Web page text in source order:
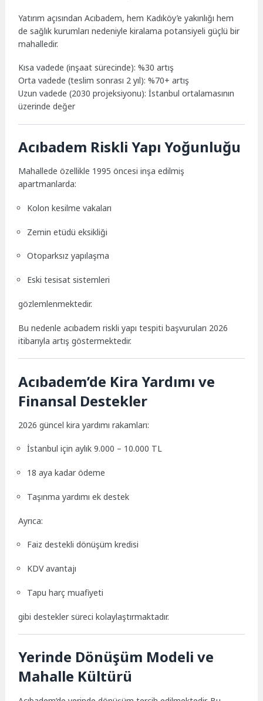
Yatırım açısından Acıbadem, hem Kadıköy’e yakınlığı hem
de sağlık kurumları nedeniyle kiralama potansiyeli güçlü bir
mahalledir.
Kısa vadede (inşaat sürecinde): %30 artış
Orta vadede (teslim sonrası 2 yıl): %70+ artış
Uzun vadede (2030 projeksiyonu): İstanbul ortalamasının
üzerinde değer
Acıbadem Riskli Yapı Yoğunluğu
Mahallede özellikle 1995 öncesi inşa edilmiş
apartmanlarda:
Kolon kesilme vakaları
Zemin etüdü eksikliği
Otoparksız yapılaşma
Eski tesisat sistemleri
gözlemlenmektedir.
Bu nedenle acıbadem riskli yapı tespiti başvuruları 2026
itibarıyla artış göstermektedir.
Acıbadem’de Kira Yardımı ve
Finansal Destekler
2026 güncel kira yardımı rakamları:
İstanbul için aylık 9.000 – 10.000 TL
18 aya kadar ödeme
Taşınma yardımı ek destek
Ayrıca:
Faiz destekli dönüşüm kredisi
KDV avantajı
Tapu harç muafiyeti
gibi destekler süreci kolaylaştırmaktadır.
Yerinde Dönüşüm Modeli ve
Mahalle Kültürü